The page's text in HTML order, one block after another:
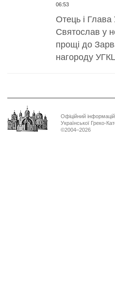
06:53
Отець і Глава
Святослав у
прощі до
нагороду
Офіційний
Української Греко-
©2004–2026